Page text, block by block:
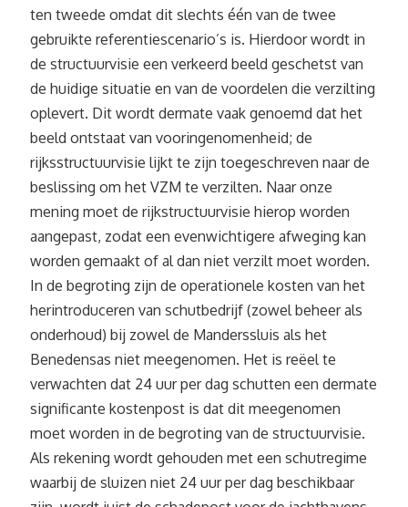
ten tweede omdat dit slechts één van de twee
gebruikte referentiescenario’s is. Hierdoor wordt in
de structuurvisie een verkeerd beeld geschetst van
de huidige situatie en van de voordelen die verzilting
oplevert. Dit wordt dermate vaak genoemd dat het
beeld ontstaat van vooringenomenheid; de
rijksstructuurvisie lijkt te zijn toegeschreven naar de
beslissing om het VZM te verzilten. Naar onze
mening moet de rijkstructuurvisie hierop worden
aangepast, zodat een evenwichtigere afweging kan
worden gemaakt of al dan niet verzilt moet worden.
In de begroting zijn de operationele kosten van het
herintroduceren van schutbedrijf (zowel beheer als
onderhoud) bij zowel de Manderssluis als het
Benedensas niet meegenomen. Het is reëel te
verwachten dat 24 uur per dag schutten een dermate
significante kostenpost is dat dit meegenomen
moet worden in de begroting van de structuurvisie.
Als rekening wordt gehouden met een schutregime
waarbij de sluizen niet 24 uur per dag beschikbaar